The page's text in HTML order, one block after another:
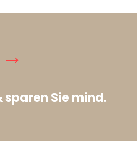
→
sparen Sie mind.